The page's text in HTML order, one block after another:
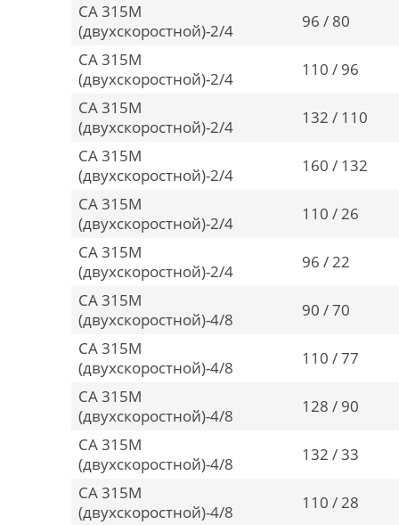
CA 315M
(двухскоростной)-2/4
96 / 80
CA 315M
(двухскоростной)-2/4
110 / 96
CA 315M
(двухскоростной)-2/4
132 / 110
CA 315M
(двухскоростной)-2/4
160 / 132
CA 315M
(двухскоростной)-2/4
110 / 26
CA 315M
(двухскоростной)-2/4
96 / 22
CA 315M
(двухскоростной)-4/8
90 / 70
CA 315M
(двухскоростной)-4/8
110 / 77
CA 315M
(двухскоростной)-4/8
128 / 90
CA 315M
(двухскоростной)-4/8
132 / 33
CA 315M
(двухскоростной)-4/8
110 / 28